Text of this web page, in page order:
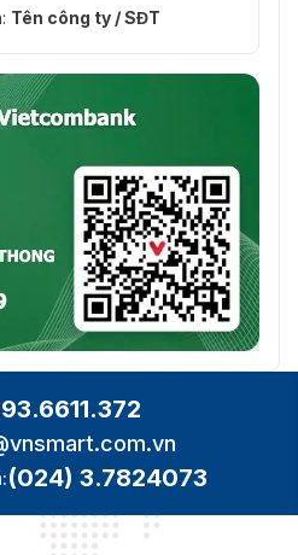
* 19.5mm (Dài * Rộng * Cao)
ZKBio CVAccess
động: ZKBio Zexus
thích với Asian Gang-box /
CE, FCC, RoHS
Tên công ty / SĐT
(024) 3.7824073